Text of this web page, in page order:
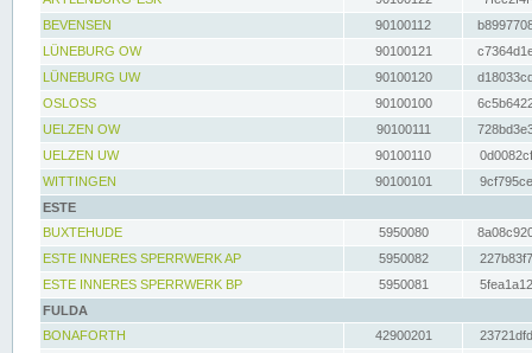
BEVENSEN
90100112
LÜNEBURG OW
90100121
LÜNEBURG UW
90100120
OSLOSS
90100100
UELZEN OW
90100111
UELZEN UW
90100110
WITTINGEN
90100101
ESTE
BUXTEHUDE
5950080
ESTE INNERES SPERRWERK AP
5950082
ESTE INNERES SPERRWERK BP
5950081
FULDA
BONAFORTH
42900201